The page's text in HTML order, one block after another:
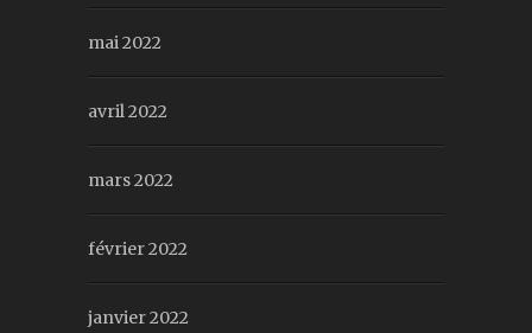
mai 2022
avril 2022
mars 2022
février 2022
janvier 2022